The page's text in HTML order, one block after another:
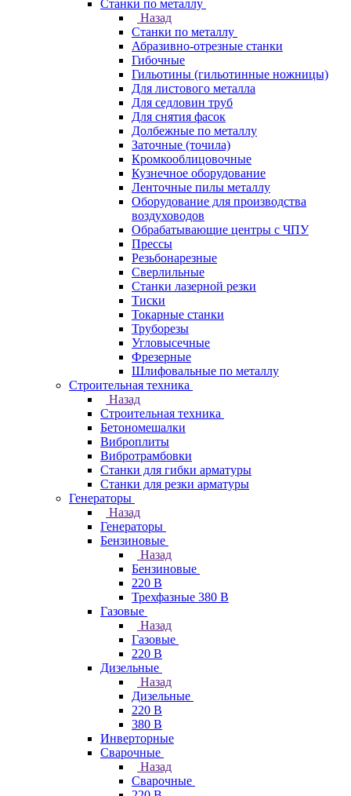
Станки по металлу
Назад
Станки по металлу
Абразивно-отрезные станки
Гибочные
Гильотины (гильотинные ножницы)
Для листового металла
Для седловин труб
Для снятия фасок
Долбежные по металлу
Заточные (точила)
Кромкооблицовочные
Кузнечное оборудование
Ленточные пилы металлу
Оборудование для производства
воздуховодов
Обрабатывающие центры с ЧПУ
Прессы
Резьбонарезные
Сверлильные
Станки лазерной резки
Тиски
Токарные станки
Труборезы
Угловысечные
Фрезерные
Шлифовальные по металлу
Строительная техника
Назад
Строительная техника
Бетономешалки
Виброплиты
Вибротрамбовки
Станки для гибки арматуры
Станки для резки арматуры
Генераторы
Назад
Генераторы
Бензиновые
Назад
Бензиновые
220 В
Трехфазные 380 В
Газовые
Назад
Газовые
220 В
Дизельные
Назад
Дизельные
220 В
380 В
Инверторные
Сварочные
Назад
Сварочные